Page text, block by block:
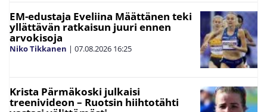
EM-edustaja Eveliina Määttänen teki
yllättävän ratkaisun juuri ennen
arvokisoja
Niko Tikkanen | 07.08.2026 16:25
Krista Pärmäkoski julkaisi
treenivideon – Ruotsin hiihtotähti